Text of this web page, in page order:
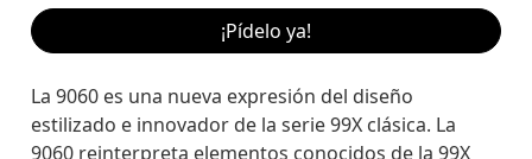
¡Pídelo ya!
La 9060 es una nueva expresión del diseño
estilizado e innovador de la serie 99X clásica. La
9060 reinterpreta elementos conocidos de la 99X